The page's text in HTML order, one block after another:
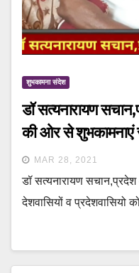
शुभकामना संदेश
डॉ सत्यनारायण
की ओर से
MAR 28, 2021
डॉ सत्यनारायण सचान,प्रदेश
देशवासियों व प्रदेशवासियो